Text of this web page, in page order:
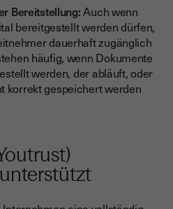
Bereitstellung:Auch wenn
bereitgestellt werden dürfen,
dauerhaft zugänglich
häufig, wenn Dokumente
werden, der abläuft, oder
korrekt gespeichert werden